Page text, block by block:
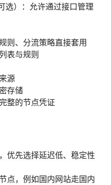
）：允许通过接口管理
则、分流策略直接套用
表与规则
源
存储
整的节点凭证
优先选择延迟低、稳定性
点，例如国内网站走国内